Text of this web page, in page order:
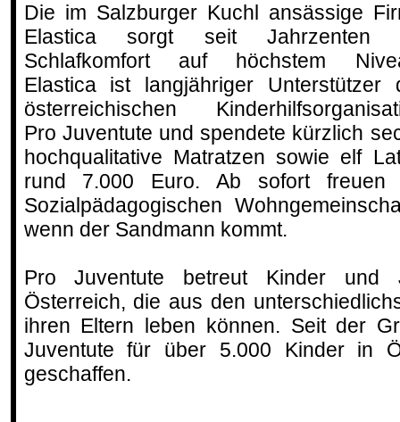
Die im Salzburger Kuchl ansässige
Elastica sorgt seit Jahrzenten
Schlafkomfort auf höchstem
Elastica ist langjähriger Unterstützer
österreichischen
Pro Juventute und spendete kürzlich
hochqualitative Matratzen sowie elf
rund 7.000 Euro. Ab sofort
Sozialpädagogischen
wenn der Sandmann kommt.
Pro Juventute betreut Kinder und
Österreich, die aus den
ihren Eltern leben können. Seit der
Juventute für über 5.000 Kinder in
geschaffen.